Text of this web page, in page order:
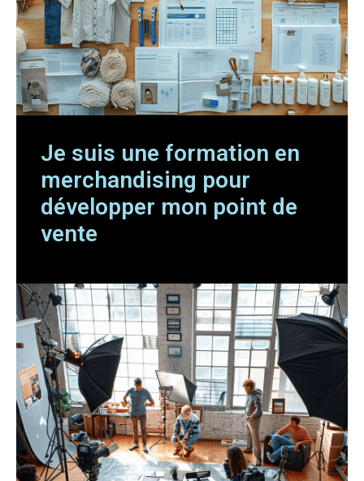
Je suis une formation en
merchandising pour
développer mon point de
vente